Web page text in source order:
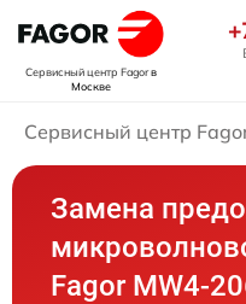
Сервисный центр Fagorв
Москве
Сервисный центр
Замена
Fagor MW4-